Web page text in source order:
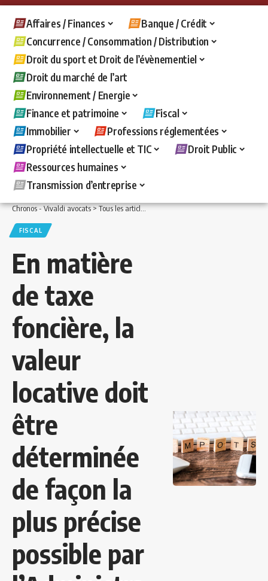
Affaires / Finances
Banque / Crédit
Concurrence / Consommation / Distribution
Droit du sport et Droit de l’évènementiel
Droit du marché de l’art
Environnement / Energie
Finance et patrimoine
Fiscal
Immobilier
Professions réglementées
Propriété intellectuelle et TIC
Droit Public
Ressources humaines
Transmission d’entreprise
Chronos - Vivaldi avocats>Tous les articles >Fiscal>En matière de taxe
FISCAL
En matière
de taxe
foncière, la
valeur
locative doit
être
déterminée
de façon la
plus précise
possible par